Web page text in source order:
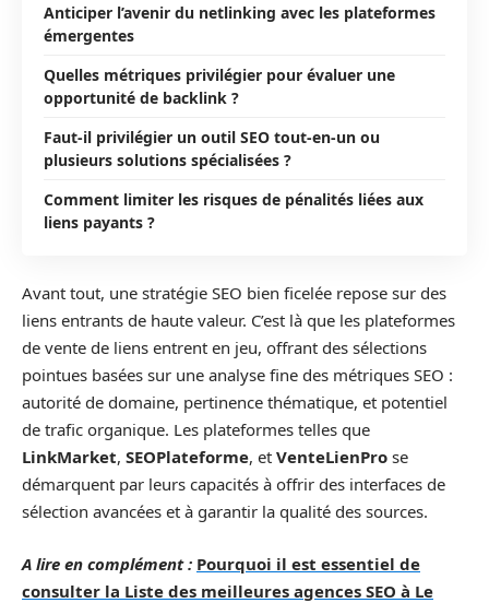
Anticiper l’avenir du netlinking avec les plateformes
émergentes
Quelles métriques privilégier pour évaluer une
opportunité de backlink ?
Faut-il privilégier un outil SEO tout-en-un ou
plusieurs solutions spécialisées ?
Comment limiter les risques de pénalités liées aux
liens payants ?
Avant tout, une stratégie SEO bien ficelée repose sur des
liens entrants de haute valeur. C’est là que les plateformes
de vente de liens entrent en jeu, offrant des sélections
pointues basées sur une analyse fine des métriques SEO :
autorité de domaine, pertinence thématique, et potentiel
de trafic organique. Les plateformes telles que
LinkMarket, SEOPlateforme, et VenteLienPro se
démarquent par leurs capacités à offrir des interfaces de
sélection avancées et à garantir la qualité des sources.
A lire en complément : Pourquoi il est essentiel de
consulter la Liste des meilleures agences SEO à Le